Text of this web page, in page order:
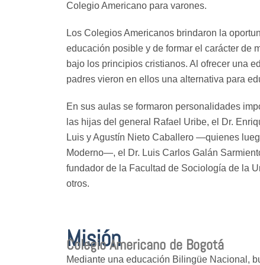
Colegio Americano para varones.
Los Colegios Americanos brindaron la
educación posible y de formar el carácter de
bajo los principios cristianos. Al ofrecer una
padres vieron en ellos una alternativa para
En sus aulas se formaron personalidades
las hijas del general Rafael Uribe, el Dr.
Luis y Agustín Nieto Caballero —quienes
Moderno—, el Dr. Luis Carlos Galán
fundador de la Facultad de Sociología de la
otros.
Misión
Colegio Americano de Bogotá
Mediante una educación Bilingüe Nacional,